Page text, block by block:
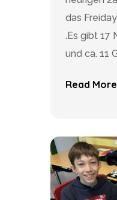
das
.Es gibt 17
und ca. 11
Read More